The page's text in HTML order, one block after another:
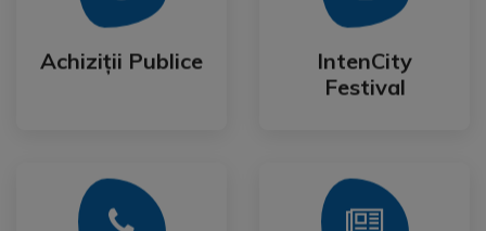
Achiziții Publice
Achiziții Publice
IntenCity
Festival
IntenCity
Festival
Mai Mult Mai Mult